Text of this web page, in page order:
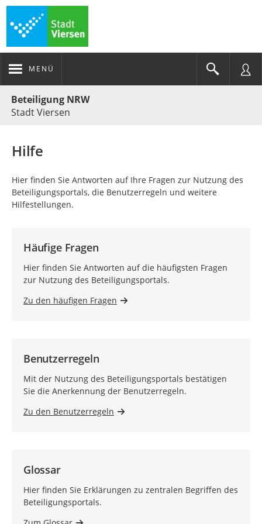
MENÜ
Beteiligung NRW
Stadt Viersen
Hilfe
Hier finden Sie Antworten auf Ihre Fragen zur Nutzung des
Beteiligungsportals, die Benutzerregeln und weitere
Hilfestellungen.
Häufige Fragen
Hier finden Sie Antworten auf die häufigsten Fragen
zur Nutzung des Beteiligungsportals.
Zu den häufigen Fragen
Benutzerregeln
Mit der Nutzung des Beteiligungsportals bestätigen
Sie die Anerkennung der Benutzerregeln.
Zu den Benutzerregeln
Glossar
Hier finden Sie Erklärungen zu zentralen Begriffen des
Beteiligungsportals.